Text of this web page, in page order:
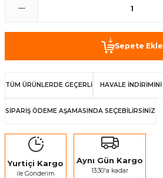
Sepete Ekle
TÜM ÜRÜNLERDE GEÇERLİ HAVALE İNDİRİMİNİ
SİPARİŞ ÖDEME AŞAMASINDA SEÇEBİLİRSİNİZ
Yurtiçi Kargo
ile Gönderim
Aynı Gün Kargo
13:30'a kadar